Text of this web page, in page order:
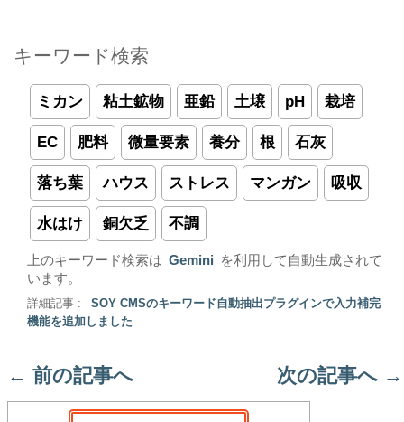
キーワード検索
ミカン 粘土鉱物 亜鉛 土壌 pH 栽培
EC 肥料 微量要素 養分 根 石灰
落ち葉 ハウス ストレス マンガン 吸収
水はけ 銅欠乏 不調
上のキーワード検索は Gemini
を利用して自動生成されて
います。
詳細記事 :
SOY CMSのキーワード自動抽出プラグインで入力補完
機能を追加しました
← 前の記事へ 次の記事へ →